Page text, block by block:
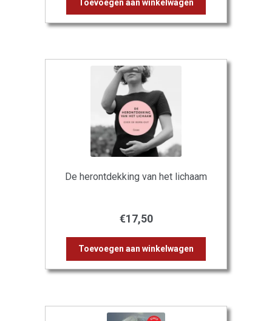
Toevoegen aan winkelwagen
De herontdekking van het lichaam
€17,50
Toevoegen aan winkelwagen